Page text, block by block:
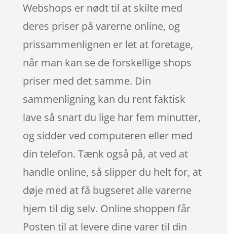
Webshops er nødt til at skilte med
deres priser på varerne online, og
prissammenlignen er let at foretage,
når man kan se de forskellige shops
priser med det samme. Din
sammenligning kan du rent faktisk
lave så snart du lige har fem minutter,
og sidder ved computeren eller med
din telefon. Tænk også på, at ved at
handle online, så slipper du helt for, at
døje med at få bugseret alle varerne
hjem til dig selv. Online shoppen får
Posten til at levere dine varer til din